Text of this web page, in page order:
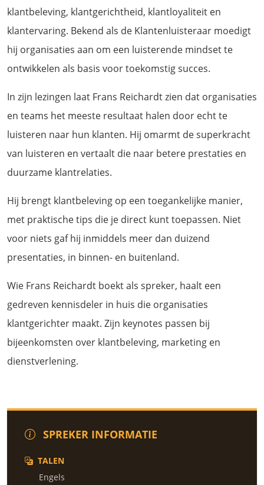
klantbeleving, klantgerichtheid, klantloyaliteit en
klantervaring. Bekend als de Klantenluisteraar moedigt
hij organisaties aan om een luisterende mindset te
ontwikkelen als basis voor toekomstig succes.
In zijn lezingen laat Frans Reichardt zien dat organisaties
en teams het meeste resultaat halen door echt te
luisteren naar hun klanten. Hij omarmt de superkracht
van luisteren en vertaalt die naar betere prestaties en
duurzame klantrelaties.
Hij brengt klantbeleving op een toegankelijke manier,
met praktische tips die je direct kunt toepassen. Niet
voor niets gaf hij inmiddels meer dan duizend
presentaties, in binnen- en buitenland.
Wie Frans Reichardt boekt als spreker, haalt een
gedreven kennisdeler in huis die organisaties
klantgerichter maakt. Zijn keynotes passen bij
bijeenkomsten over klantbeleving, marketing en
dienstverlening.
SPREKER INFORMATIE
TALEN
Engels